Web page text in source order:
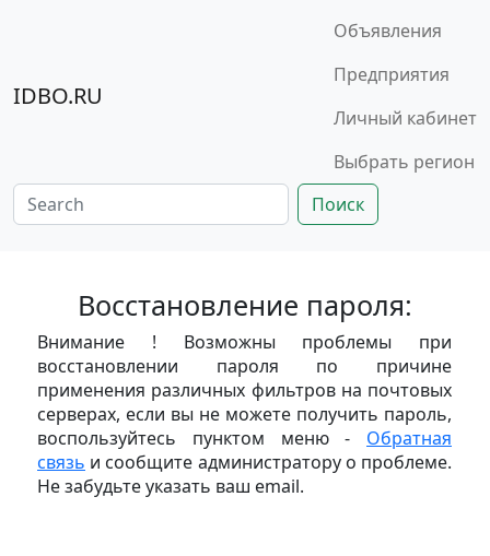
IDBO.RU
Объявления
Предприятия
Личный кабинет
Выбрать регион
Поиск
Восстановление пароля:
Внимание ! Возможны проблемы при
восстановлении пароля по причине
применения различных фильтров на почтовых
серверах, если вы не можете получить пароль,
воспользуйтесь пунктом меню - Обратная
связь и сообщите администратору о проблеме.
Не забудьте указать ваш email.